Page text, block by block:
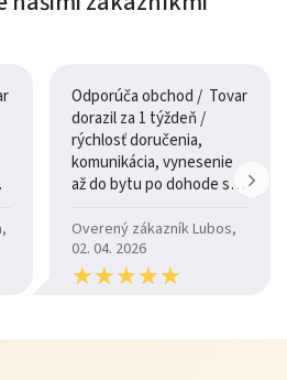
Odporúča obchod / Tovar
dorazil za 1 týždeň /
rýchlosť doručenia,
komunikácia, vynesenie
až do bytu po dohode so
Overený zákazník Lubos,
02. 04. 2026
★★★★★
★★★★★